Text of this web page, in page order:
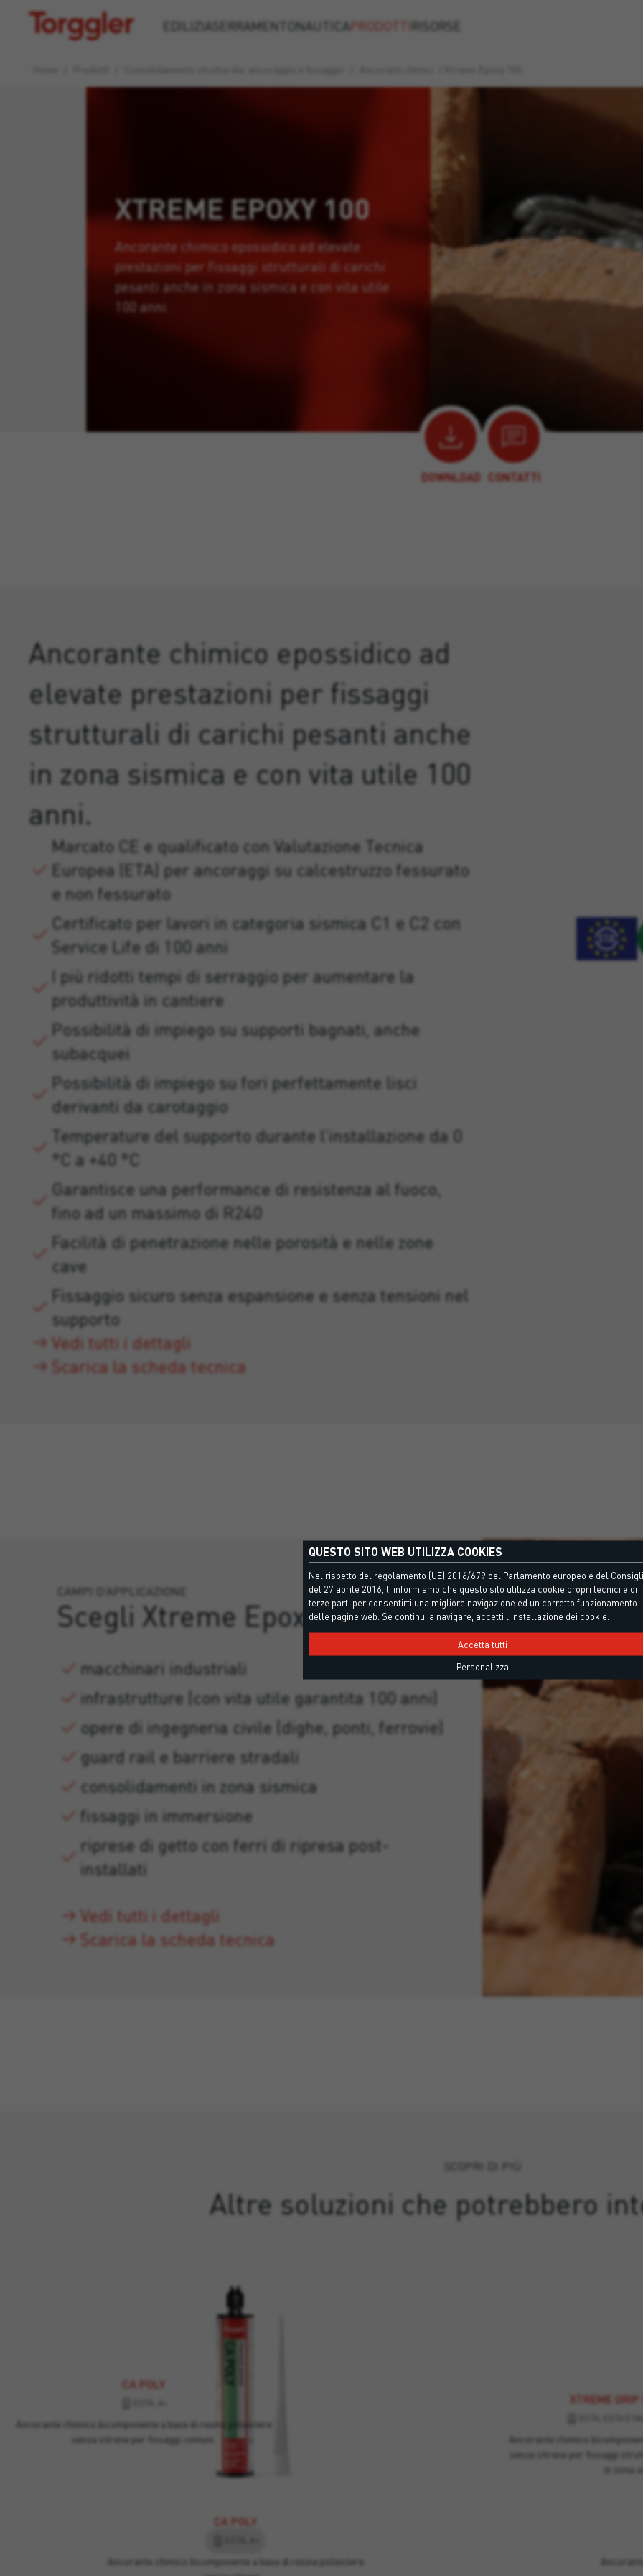
Torggler EDILIZIA SERRAMENTONAUTICAPRODOTTI RISORSE
XTREME EPOXY 100
Ancorante chimico epossidico ad elevate
prestazioni per fissaggi strutturali di carichi
pesanti anche in zona sismica e con vita utile
100 anni.
DOWNLOAD CONTATTI
Ancorante chimico epossidico ad
elevate prestazioni per fissaggi
strutturali di carichi pesanti anche
in zona sismica e con vita utile 100
anni.
Marcato CE e qualificato con Valutazione Tecnica
Europea (ETA) per ancoraggi su calcestruzzo fessurato
e non fessurato
Certificato per lavori in categoria sismica C1 e C2 con
Service Life di 100 anni
I più ridotti tempi di serraggio per aumentare la
produttività in cantiere
Possibilità di impiego su supporti bagnati, anche
subacquei
Possibilità di impiego su fori perfettamente lisci
derivanti da carotaggio
Temperature del supporto durante l’installazione da 0
°C a +40 °C
Garantisce una performance di resistenza al fuoco,
fino ad un massimo di R240
Facilità di penetrazione nelle porosità e nelle zone
cave
Fissaggio sicuro senza espansione e senza tensioni nel
supporto
Vedi tutti i dettagli
Scarica la scheda tecnica
CAMPI D’APPLICAZIONE
Scegli Xtreme Epoxy 100 per
macchinari industriali
infrastrutture (con vita utile garantita 100 anni)
opere di ingegneria civile (dighe, ponti, ferrovie)
guard rail e barriere stradali
consolidamenti in zona sismica
fissaggi in immersione
riprese di getto con ferri di ripresa post-
installati
Vedi tutti i dettagli
Scarica la scheda tecnica
Altre soluzioni che potrebbero
CA POLY
Ancorante chimico bicomponente a base di resina poliestere
CA POLY
Ancorante chimico bicomponente a base di resina poliestere
senza stirene per fissaggi comuni.
XTREME
Ancorante chimico
senza stirene per fissaggi
in zona
QUESTO SITO WEB UTILIZZA COOKIES
Nel rispetto del regolamento (UE) 2016/679 del Parlamento europeo e del
del 27 aprile 2016, ti informiamo che questo sito utilizza cookie propri tecnici e di
terze parti per consentirti una migliore navigazione ed un corretto funzionamento
delle pagine web. Se continui a navigare, accetti l'installazione dei cookie.
Accetta tutti
Personalizza